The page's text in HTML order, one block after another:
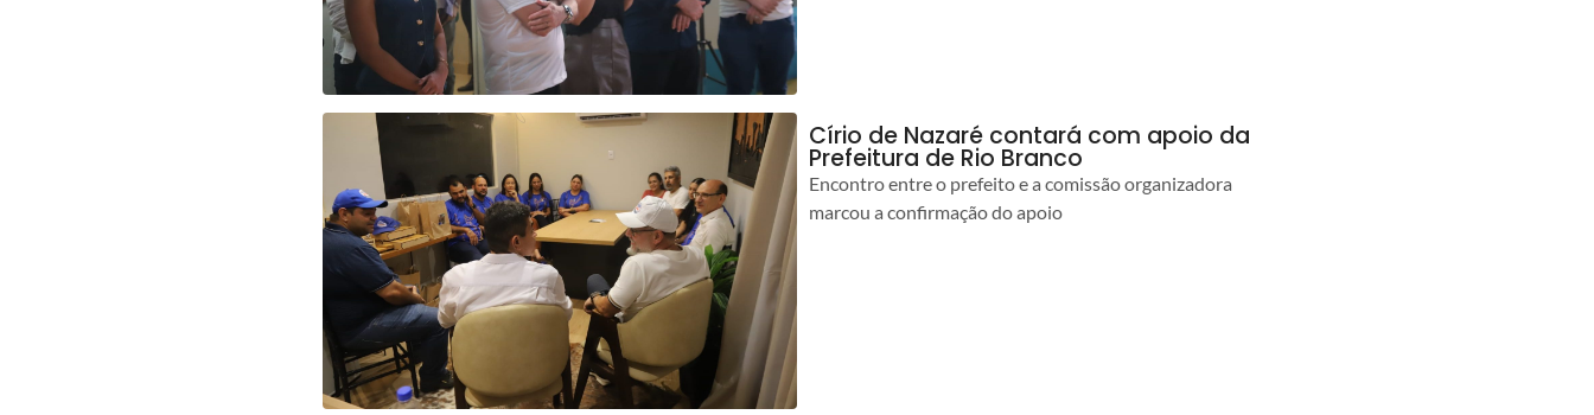
Círio de Nazaré contará com apoio da
Prefeitura de Rio Branco
Encontro entre o prefeito e a comissão organizadora
marcou a confirmação do apoio